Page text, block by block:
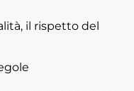
il rispetto del